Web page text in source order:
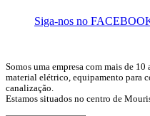
Siga-nos no
Somos uma empresa com mais de
material elétrico, equipamento para
canalização.
Estamos situados no centro de